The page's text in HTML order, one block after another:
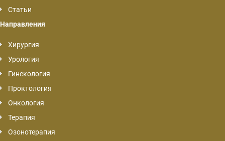
Статьи
Направления
Хирургия
Урология
Гинекология
Проктология
Онкология
Терапия
Озонотерапия